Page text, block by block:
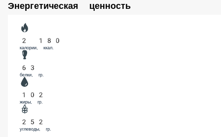
Энергетическая ценность
2 180
калории, ккал.
63
белки, гр.
102
жиры, гр.